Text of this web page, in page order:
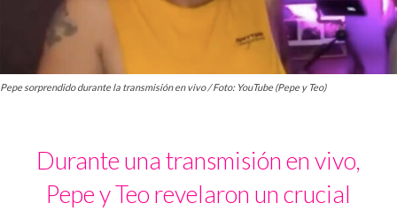
Pepe sorprendido durante la transmisión en vivo / Foto: YouTube (Pepe y Teo)
Durante una transmisión en vivo,
Pepe y Teo revelaron un crucial